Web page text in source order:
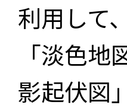
利用して
「淡色
影起伏図